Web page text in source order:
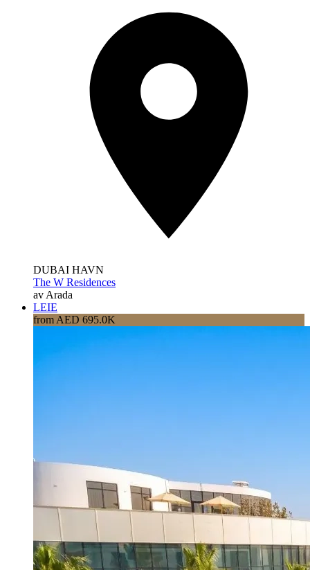
DUBAI HAVN
The W Residences
av Arada
LEIE
from AED 695.0K